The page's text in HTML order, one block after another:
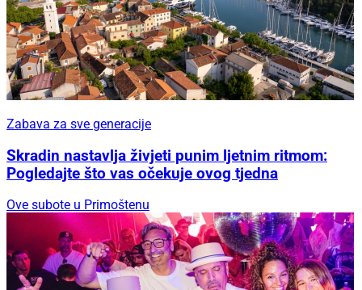
Zabava za sve generacije
Skradin nastavlja živjeti punim ljetnim ritmom:
Pogledajte što vas očekuje ovog tjedna
Ove subote u Primoštenu